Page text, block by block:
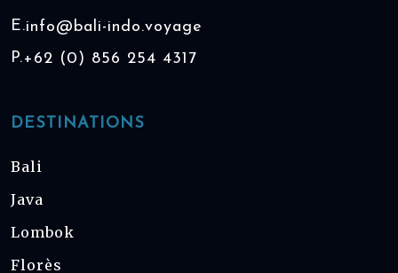
E.info@bali-indo.voyage
P.+62 (0) 856 254 4317
DESTINATIONS
Bali
Java
Lombok
Florès